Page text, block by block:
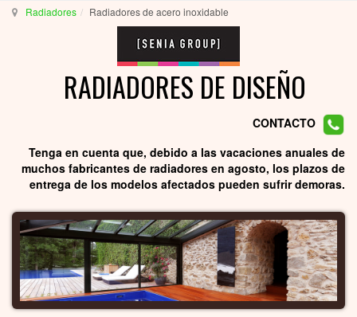
Radiadores Radiadores de acero inoxidable
RADIADORES DE DISEÑO
CONTACTO
Tenga en cuenta que, debido a las vacaciones anuales de
muchos fabricantes de radiadores en agosto, los plazos de
entrega de los modelos afectados pueden sufrir demoras.